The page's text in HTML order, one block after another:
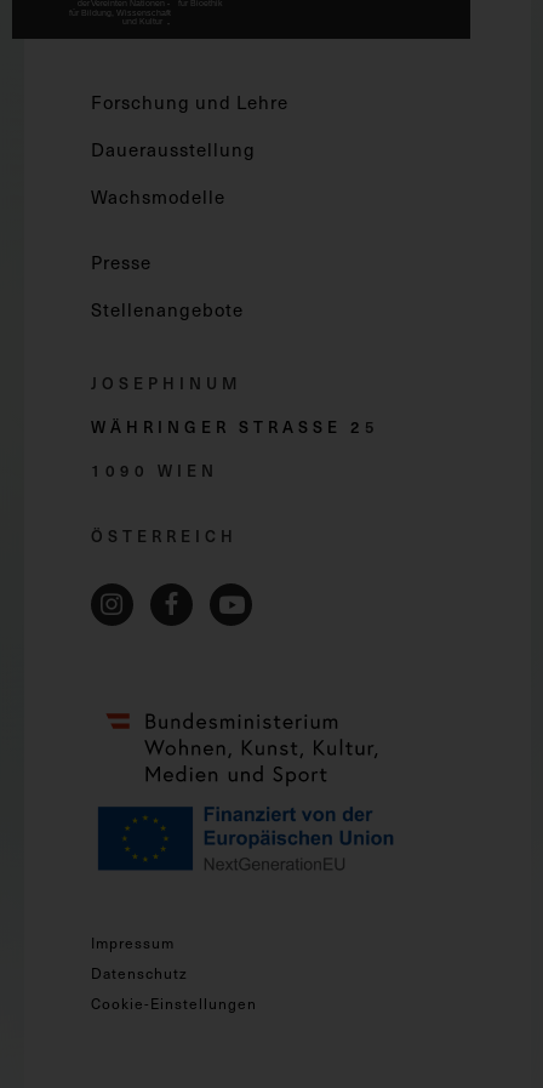
Forschung und Lehre
Dauerausstellung
Wachsmodelle
Presse
Stellenangebote
JOSEPHINUM
WÄHRINGER STRASSE 2 5
1090 WIEN
ÖSTERREICH
Impressum
Datenschutz
Cookie-Einstellungen